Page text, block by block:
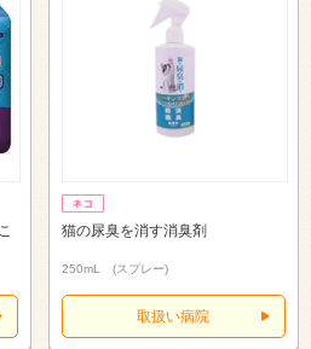
猫の尿臭を消す消臭剤
250mL (スプレー)
取扱い病院